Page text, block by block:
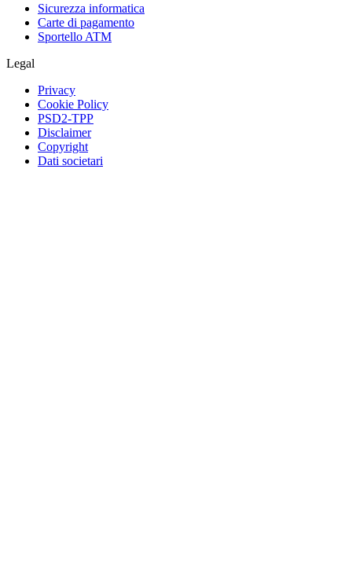
Sicurezza informatica
Carte di pagamento
Sportello ATM
Legal
Privacy
Cookie Policy
PSD2-TPP
Disclaimer
Copyright
Dati societari